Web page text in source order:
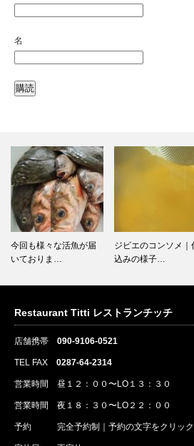
名
今回も様々な活魚が届
いておりま…
ジビエのコンソメ｜
込みの様子…
Restaurant Titti レストランチッチ
店舗携帯 090-9106-0521
TEL FAX 0287-64-2314
営業時間 昼１２：００〜LO１３：３０
営業時間 夜１８：３０〜LO２２：００
予約 完全予約制｜ 予約の文字をクリック